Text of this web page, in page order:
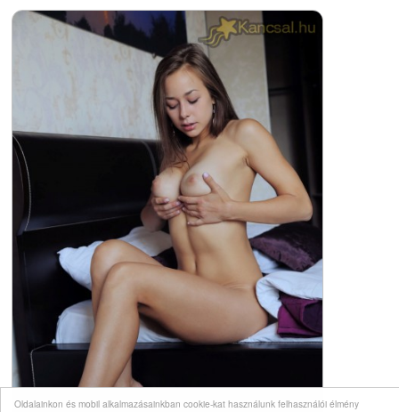
Oldalainkon és mobil alkalmazásainkban cookie-kat használunk felhasználói élmény